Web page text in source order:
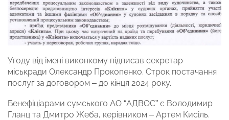
Угоду від імені виконкому підписав секретар
міськради Олександр Прокопенко. Строк постачання
послуг за договором – до кінця 2024 року.
Бенефіціарами сумського АО “АДВОС” є Володимир
Гланц та Дмитро Жеба, керівником – Артем Кисіль.